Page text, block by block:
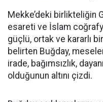
Mekke’deki birlikteliğin
esareti ve İslam
güçlü, ortak ve kararlı
belirten Buğday,
irade, bağımsızlık,
olduğunun altını çizdi.